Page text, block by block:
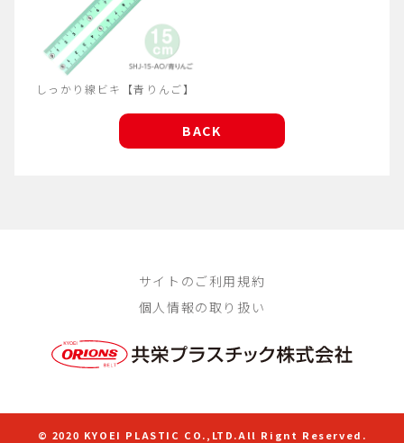
しっかり線ビキ【青りんご】
BACK
サイトのご利用規約
個人情報の取り扱い
© 2020 KYOEI PLASTIC CO.,LTD.All Rignt Reserved.